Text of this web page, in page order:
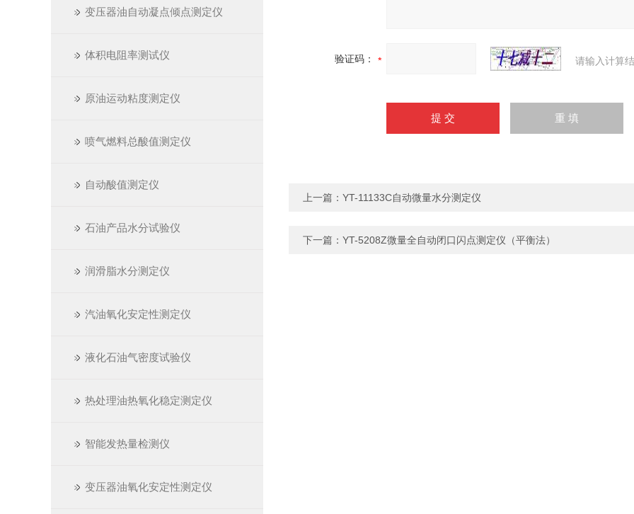
变压器油自动凝点倾点测定仪
体积电阻率测试仪
原油运动粘度测定仪
喷气燃料总酸值测定仪
自动酸值测定仪
石油产品水分试验仪
润滑脂水分测定仪
汽油氧化安定性测定仪
液化石油气密度试验仪
热处理油热氧化稳定测定仪
智能发热量检测仪
变压器油氧化安定性测定仪
验证码： 请输入计算
上一篇： YT-11133C自动微量水分测定仪
下一篇： YT-5208Z微量全自动闭口闪点测定仪（平衡法）